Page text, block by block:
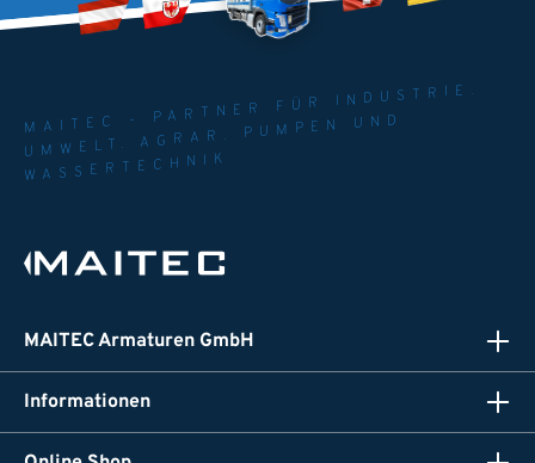
MAITEC - PARTNER FÜR INDUSTRIE.
UMWELT. AGRAR. PUMPEN UND
WASSERTECHNIK
MAITEC Armaturen GmbH
Informationen